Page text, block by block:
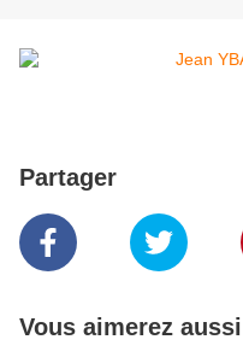
Partager
Vous aimerez aussi